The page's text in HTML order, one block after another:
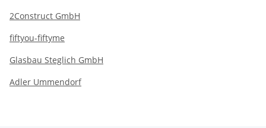
2Construct GmbH
fiftyou-fiftyme
Glasbau Steglich GmbH
Adler Ummendorf